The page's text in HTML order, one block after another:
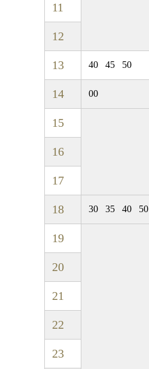
11
12
13 40 45 50
14 00
15
16
17
18 30 35 40 50
19
20
21
22
23